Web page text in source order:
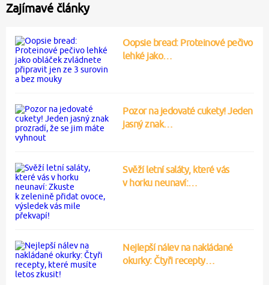
Zajímavé články
Oopsie bread: Proteinové pečivo
lehké jako…
Pozor na jedovaté cukety! Jeden
jasný znak…
Svěží letní saláty, které vás
v horku neunaví:…
Nejlepší nálev na nakládané
okurky: Čtyři recepty…